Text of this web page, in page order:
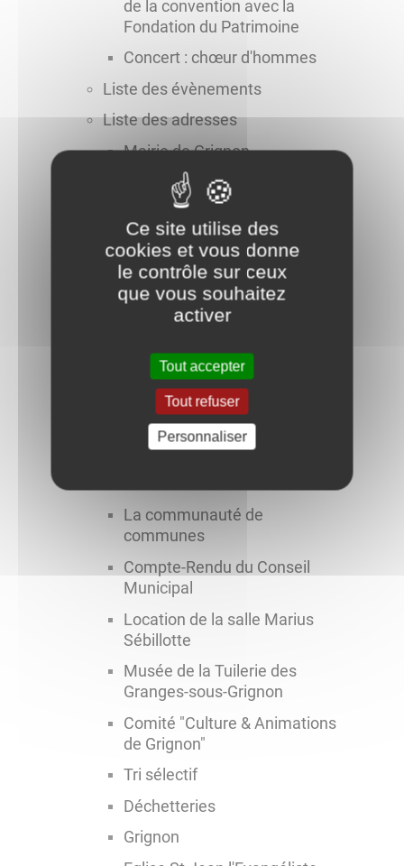
de la convention avec la
Fondation du Patrimoine
Concert : chœur d'hommes
Liste des évènements
Liste des adresses
Mairie de Grignon
Musée de la Tuilerie de
l'Auxois
Maison de santé du pays
d'Alésia et de la Seine
Cimetière de Grignon
Eglise St Jean l'Evangéliste à
Salle des fêtes Marius
Sébillotte
Liste des pages
Gîte "aux trois cèdres"
La communauté de
communes
Compte-Rendu du Conseil
Municipal
Location de la salle Marius
Sébillotte
Musée de la Tuilerie des
Granges-sous-Grignon
Comité "Culture & Animations
de Grignon"
Tri sélectif
Déchetteries
Grignon
Ce site utilise des
cookies et vous donne
le contrôle sur ceux
que vous souhaitez
activer
Tout accepter
Tout refuser
Personnaliser